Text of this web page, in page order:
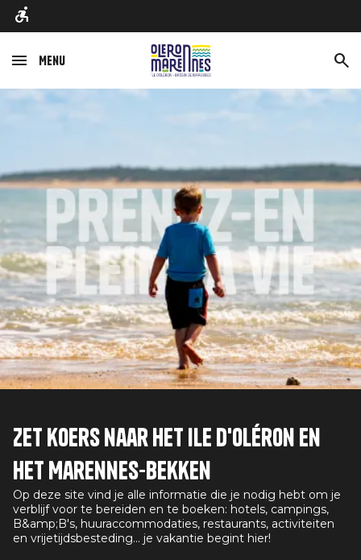
Menu
Afbeelding
Zet koers naar het Ile d'Oléron en
het Marennes-bekken
Op deze site vind je alle informatie die je nodig hebt om je
verblijf voor te bereiden en te boeken: hotels, campings,
B&amp;B's, huuraccommodaties, restaurants, activiteiten
en vrijetijdsbesteding... je vakantie begint hier!